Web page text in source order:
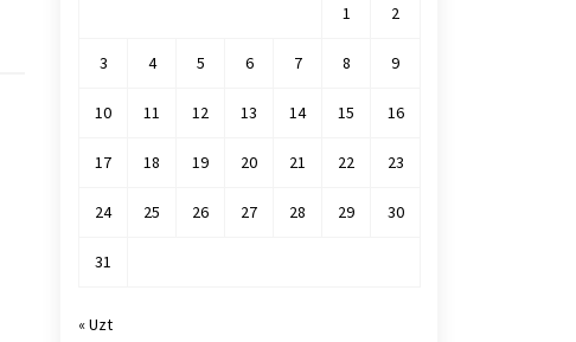
1
2
3 4 5 6 7 8 9
10 11 12 13 14 15 16
17 18 19 20 21 22 23
24 25 26 27 28 29 30
31
« Uzt